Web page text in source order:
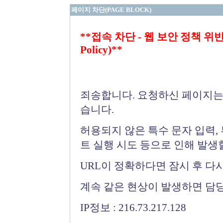
페이지 차단(PAGE BLOCK)
**접속 차단 - 웹 보안 정책 위
Policy)**
죄송합니다. 요청하신 페이지
습니다.
허용되지 않은 특수 문자 입력
트 실행 시도 등으로 인해 발생
URL이 정확하다면 잠시 후 다
계속 같은 현상이 발생하면 담
IP정보 : 216.73.217.128